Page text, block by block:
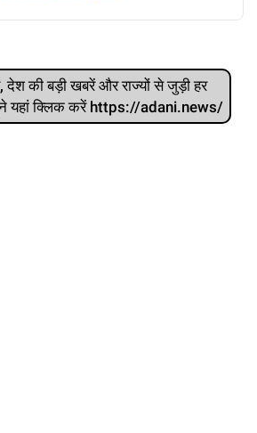
देश की बड़ी खबरें और राज्‍यों से जुड़ी हर
यहां क्लिक करें https://adani.news/